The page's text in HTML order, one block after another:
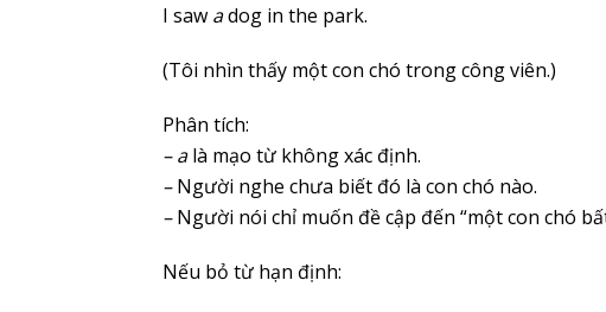
I saw adog in the park.
(Tôi nhìn thấy một con chó trong công viên.)
Phân tích:
– alà mạo từ không xác định.
–Người nghe chưa biết đó là con chó nào.
–Người nói chỉ muốn đề cập đến “một con chó
Nếu bỏ từ hạn định: